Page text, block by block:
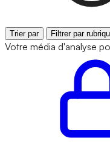
Trier par Filtrer par
Votre média d'analyse